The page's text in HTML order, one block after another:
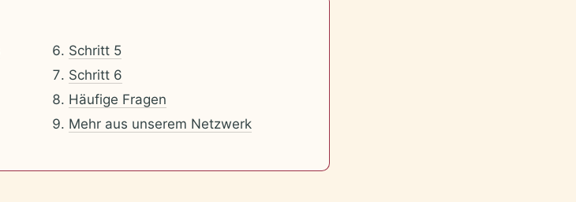
Schritt 5
Schritt 6
Häufige Fragen
Mehr aus unserem Netzwerk